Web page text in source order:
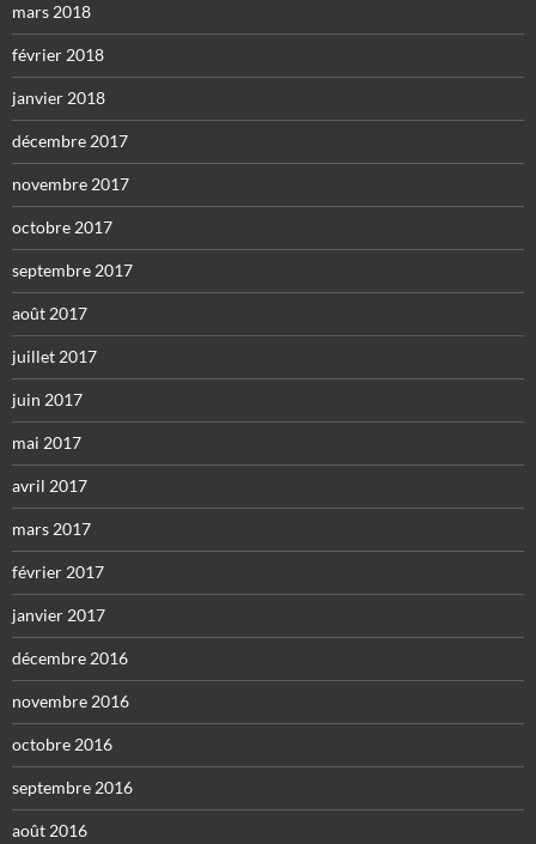
mars 2018
février 2018
janvier 2018
décembre 2017
novembre 2017
octobre 2017
septembre 2017
août 2017
juillet 2017
juin 2017
mai 2017
avril 2017
mars 2017
février 2017
janvier 2017
décembre 2016
novembre 2016
octobre 2016
septembre 2016
août 2016